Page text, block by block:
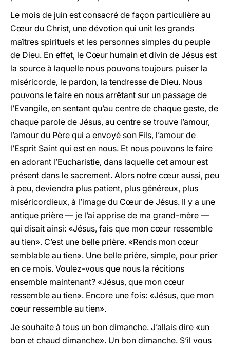
Le mois de juin est consacré de façon particulière au
Cœur du Christ, une dévotion qui unit les grands
maîtres spirituels et les personnes simples du peuple
de Dieu. En effet, le Cœur humain et divin de Jésus est
la source à laquelle nous pouvons toujours puiser la
miséricorde, le pardon, la tendresse de Dieu. Nous
pouvons le faire en nous arrêtant sur un passage de
l’Evangile, en sentant qu’au centre de chaque geste, de
chaque parole de Jésus, au centre se trouve l’amour,
l’amour du Père qui a envoyé son Fils, l’amour de
l’Esprit Saint qui est en nous. Et nous pouvons le faire
en adorant l’Eucharistie, dans laquelle cet amour est
présent dans le sacrement. Alors notre cœur aussi, peu
à peu, deviendra plus patient, plus généreux, plus
miséricordieux, à l’image du Cœur de Jésus. Il y a une
antique prière — je l’ai apprise de ma grand-mère —
qui disait ainsi: «Jésus, fais que mon cœur ressemble
au tien». C’est une belle prière. «Rends mon cœur
semblable au tien». Une belle prière, simple, pour prier
en ce mois. Voulez-vous que nous la récitions
ensemble maintenant? «Jésus, que mon cœur
ressemble au tien». Encore une fois: «Jésus, que mon
cœur ressemble au tien».
Je souhaite à tous un bon dimanche. J’allais dire «un
bon et chaud dimanche». Un bon dimanche. S’il vous